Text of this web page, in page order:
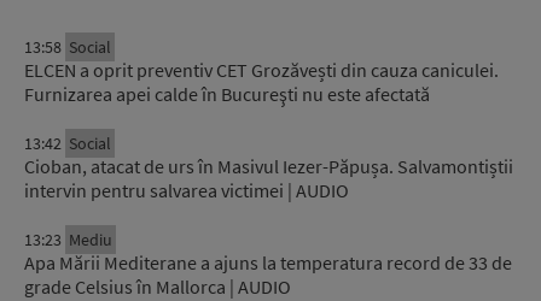
13:58 Social
ELCEN a oprit preventiv CET Grozăvești din cauza caniculei.
Furnizarea apei calde în Bucureşti nu este afectată
13:42 Social
Cioban, atacat de urs în Masivul Iezer-Păpușa. Salvamontiștii
intervin pentru salvarea victimei | AUDIO
13:23 Mediu
Apa Mării Mediterane a ajuns la temperatura record de 33 de
grade Celsius în Mallorca | AUDIO